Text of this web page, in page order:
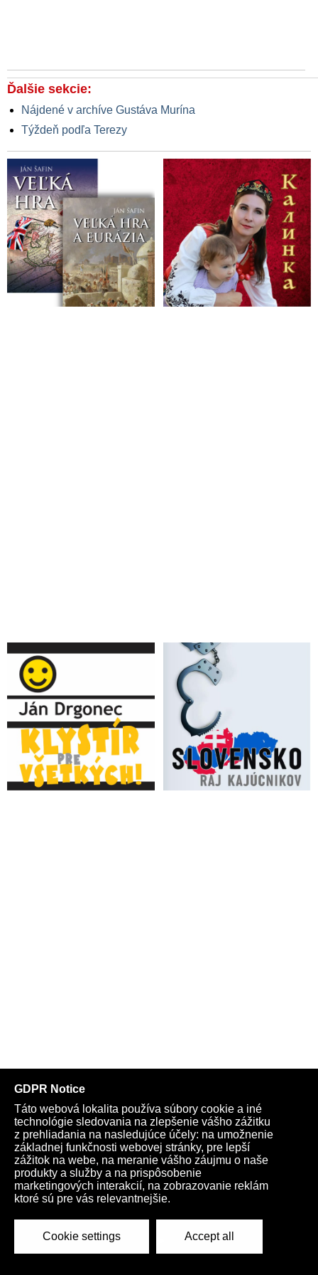
Ďalšie sekcie:
Nájdené v archíve Gustáva Murína
Týždeň podľa Terezy
Kardio na každý týždeň:
Play